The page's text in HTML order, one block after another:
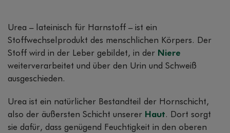
Urea – lateinisch für Harnstoff – ist ein
Stoffwechselprodukt des menschlichen Körpers. Der
Stoff wird in der Leber gebildet, in der Niere
weiterverarbeitet und über den Urin und Schweiß
ausgeschieden.
Urea ist ein natürlicher Bestandteil der Hornschicht,
also der äußersten Schicht unserer Haut. Dort sorgt
sie dafür, dass genügend Feuchtigkeit in den oberen